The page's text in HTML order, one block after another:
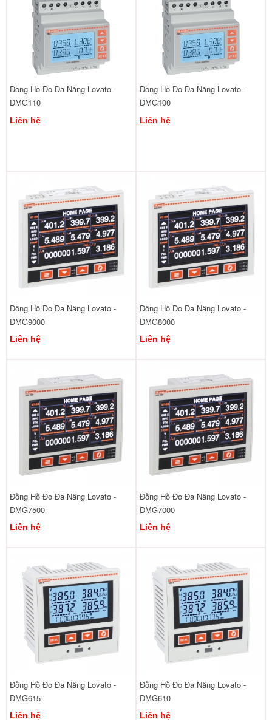
Đồng Hồ Đo Đa Năng Lovato -
DMG110
Liên hệ
Đồng Hồ Đo Đa Năng Lovato -
DMG100
Liên hệ
Đồng Hồ Đo Đa Năng Lovato -
DMG9000
Liên hệ
Đồng Hồ Đo Đa Năng Lovato -
DMG8000
Liên hệ
Đồng Hồ Đo Đa Năng Lovato -
DMG7500
Liên hệ
Đồng Hồ Đo Đa Năng Lovato -
DMG7000
Liên hệ
Đồng Hồ Đo Đa Năng Lovato -
DMG615
Liên hệ
Đồng Hồ Đo Đa Năng Lovato -
DMG610
Liên hệ